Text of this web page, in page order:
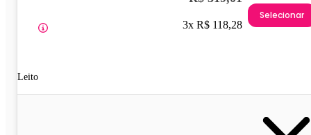
Leito
3x R$ 118,28
Selecionar